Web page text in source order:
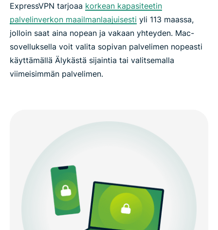
ExpressVPN tarjoaa korkean kapasiteetin
palvelinverkon maailmanlaajuisesti yli 113 maassa,
jolloin saat aina nopean ja vakaan yhteyden. Mac-
sovelluksella voit valita sopivan palvelimen nopeasti
käyttämällä Älykästä sijaintia tai valitsemalla
viimeisimmän palvelimen.